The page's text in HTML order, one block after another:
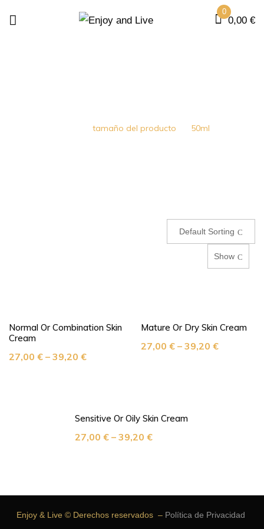
0
0,00 €
tamaño del producto 50ml
Default Sorting
Show
Normal Or Combination Skin
Cream
27,00 € – 39,20 €
Mature Or Dry Skin Cream
27,00 € – 39,20 €
Sensitive Or Oily Skin Cream
27,00 € – 39,20 €
Enjoy & Live © Derechos reservados – Política de Privacidad